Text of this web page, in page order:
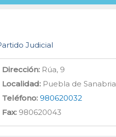
Judicial
Dirección: Rúa, 9
Localidad: Puebla de Sanabria
Teléfono: 980620032
Fax: 980620043